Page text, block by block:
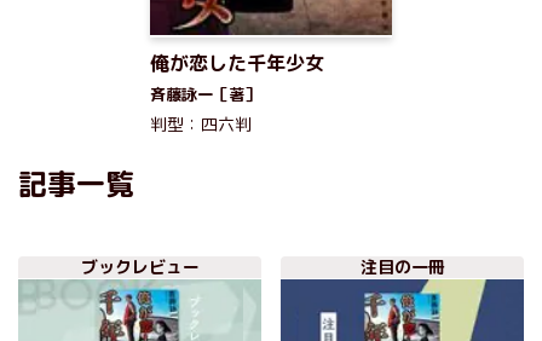
俺が恋した千年少女
斉藤詠一［著］
判型：四六判
記事一覧
ブックレビュー 注目の一冊